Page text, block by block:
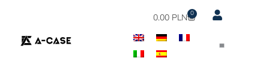
0.00 PLN 0